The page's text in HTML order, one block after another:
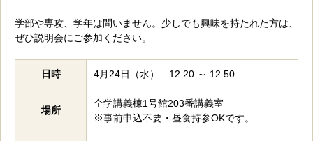
学部や専攻、学年は問いません。少しでも興味を持たれた方は、
ぜひ説明会にご参加ください。
日時 4月24日（水） 12:20 ～ 12:50
場所
全学講義棟1号館203番講義室
※事前申込不要・昼食持参OKです。